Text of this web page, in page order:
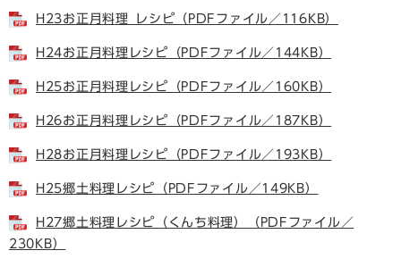
H23お正月料理_レシピ（PDFファイル／116KB）
H24お正月料理レシピ（PDFファイル／144KB）
H25お正月料理レシピ（PDFファイル／160KB）
H26お正月料理レシピ（PDFファイル／187KB）
H28お正月料理レシピ（PDFファイル／193KB）
H25郷土料理レシピ（PDFファイル／149KB）
H27郷土料理レシピ（くんち料理）（PDFファイル／
230KB）